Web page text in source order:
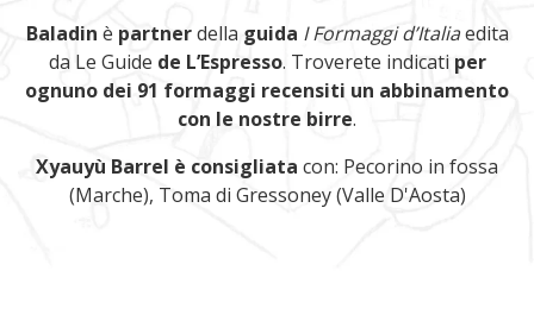
Baladin è partnerdella guida I Formaggi d’Italiaedita
da Le Guide de L’Espresso. Troverete indicati per
ognuno dei 91 formaggi recensiti un abbinamento
con le nostre birre.
Xyauyù Barrel è consigliata con: Pecorino in fossa
(Marche), Toma di Gressoney (Valle D'Aosta)